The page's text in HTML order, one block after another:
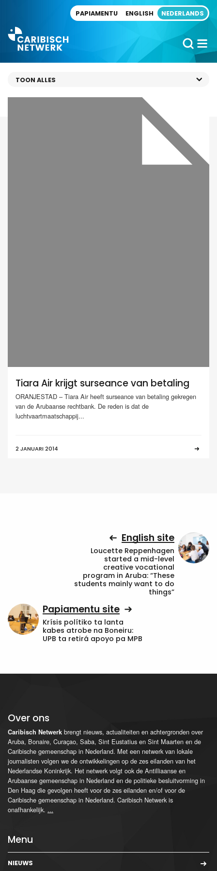
PAPIAMENTU ENGLISH NEDERLANDS
Tiara Air krijgt surseance van betaling
ORANJESTAD – Tiara Air heeft surseance van betaling gekregen
van de Arubaanse rechtbank. De reden is dat de
luchtvaartmaatschappij...
2 JANUARI 2014
English site
Loucette Reppenhagen
started a mid-level
creative vocational
program in Aruba: “These
students mainly want to do
things”
Papiamentu site
Krísis polítiko ta lanta
kabes atrobe na Boneiru:
UPB ta retirá apoyo pa MPB
Over ons
Caribisch Netwerk brengt nieuws, actualiteiten en achtergronden over
Aruba, Bonaire, Curaçao, Saba, Sint Eustatius en Sint Maarten en de
Caribische gemeenschap in Nederland. Met een netwerk van lokale
journalisten volgen we de ontwikkelingen op de zes eilanden van het
Nederlandse Koninkrijk. Het netwerk volgt ook de Antilliaanse en
Arubaanse gemeenschap in Nederland en de politieke besluitvorming in
Den Haag die gevolgen heeft voor de zes eilanden en/of voor de
Caribische gemeenschap in Nederland. Caribisch Netwerk is
onafhankelijk. ...
Menu
NIEUWS